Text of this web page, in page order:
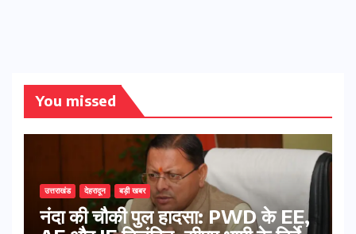
You missed
उत्तराखंड देहरादून बड़ी खबर
नंदा की चौकी पुल हादसा: PWD के EE,